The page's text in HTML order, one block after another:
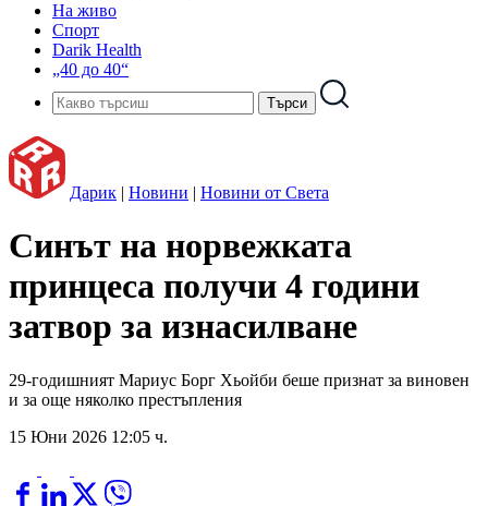
На живо
Спорт
Darik Health
„40 до 40“
Дарик | Новини | Новини от Света
Синът на норвежката
принцеса получи 4 години
затвор за изнасилване
29-годишният Мариус Борг Хьойби беше признат за виновен
и за още няколко престъпления
15 Юни 2026 12:05 ч.